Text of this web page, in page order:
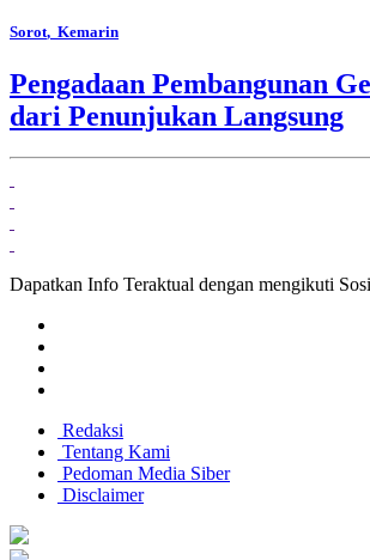
Sorot, Kemarin
Pengadaan Pembangunan
dari Penunjukan Langsung
Dapatkan Info Teraktual dengan mengikuti
Redaksi
Tentang Kami
Pedoman Media Siber
Disclaimer